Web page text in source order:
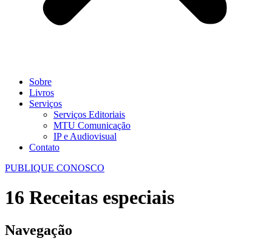
Sobre
Livros
Serviços
Serviços Editoriais
MTU Comunicação
IP e Audiovisual
Contato
PUBLIQUE CONOSCO
16 Receitas especiais
Navegação